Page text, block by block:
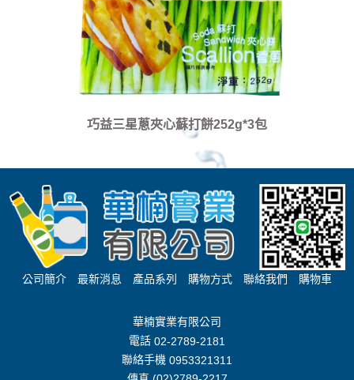
巧益三星蔥夾心蘇打餅252g*3包
公司簡介 最新消息 產品系列 購物方式 聯絡我們 購物車
華楠實業有限公司
電話 02-2789-2181
聯絡手機 0953321311